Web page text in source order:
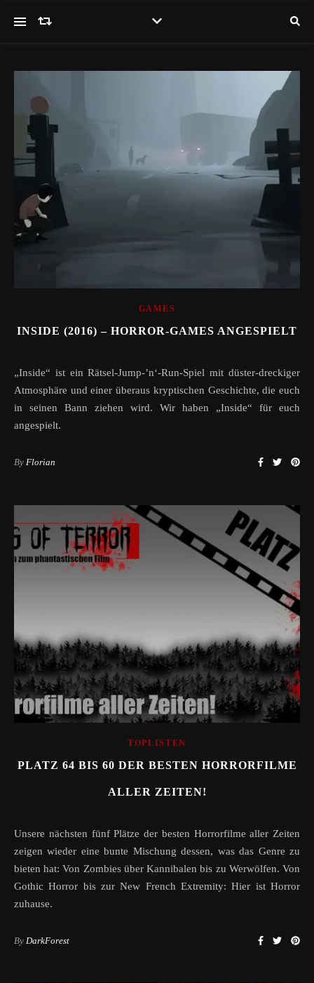
GAMES
INSIDE (2016) – HORROR-GAMES ANGESPIELT
„Inside“ ist ein Rätsel-Jump-’n‘-Run-Spiel mit düster-dreckiger
Atmosphäre und einer überaus kryptischen Geschichte, die euch
in seinen Bann ziehen wird. Wir haben „Inside“ für euch
angespielt.
By Florian
TOPLISTEN
PLATZ 64 BIS 60 DER BESTEN HORRORFILME
ALLER ZEITEN!
Unsere nächsten fünf Plätze der besten Horrorfilme aller Zeiten
zeigen wieder eine bunte Mischung dessen, was das Genre zu
bieten hat: Von Zombies über Kannibalen bis zu Werwölfen. Von
Gothic Horror bis zur New French Extremity: Hier ist Horror
zuhause.
By DarkForest